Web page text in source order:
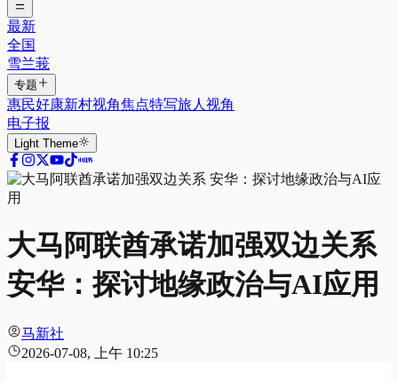
最新
全国
雪兰莪
专题
惠民好康新村视角焦点特写旅人视角
电子报
Light Theme
大马阿联酋承诺加强双边关系
安华：探讨地缘政治与AI应用
马新社
2026-07-08, 上午 10:25